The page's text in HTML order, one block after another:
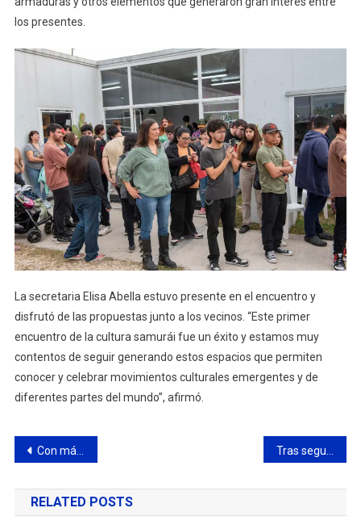
los presentes.
La secretaria Elisa Abella estuvo presente en el encuentro y
disfrutó de las propuestas junto a los vecinos. “Este primer
encuentro de la cultura samurái fue un éxito y estamos muy
contentos de seguir generando estos espacios que permiten
conocer y celebrar movimientos culturales emergentes y de
diferentes partes del mundo”, afirmó.
Navegación
de
entradas
Con más de 300 inscriptos el IPA llevó adelante Jornada Petroquímica en el marco de ARGENPLÁS 2024
RELATED POSTS